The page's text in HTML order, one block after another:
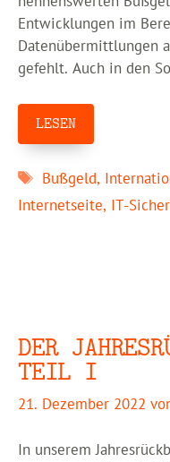
Entwicklungen im
Datenübermittlungen
gefehlt. Auch in den
LESEN
Schlagwörter
Bußgeld,
Internetseite, IT-
DER
TEIL I
21. Dezember 2022
In unserem